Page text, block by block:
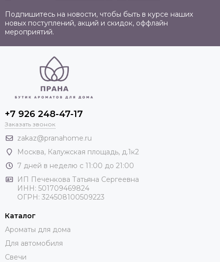
Подпишитесь на новости, чтобы быть в курсе наших
новых поступлений, акций и скидок, оффлайн
мероприятий.
+7 926 248-47-17
Заказать звонок
zakaz@pranahome.ru
Москва, Калужская площадь, д.1к2
7 дней в неделю с 11:00 до 21:00
ИП Печенкова Татьяна Сергеевна
ИНН: 501709469824
ОГРН: 324508100509223
Каталог
Ароматы для дома
Для автомобиля
Свечи